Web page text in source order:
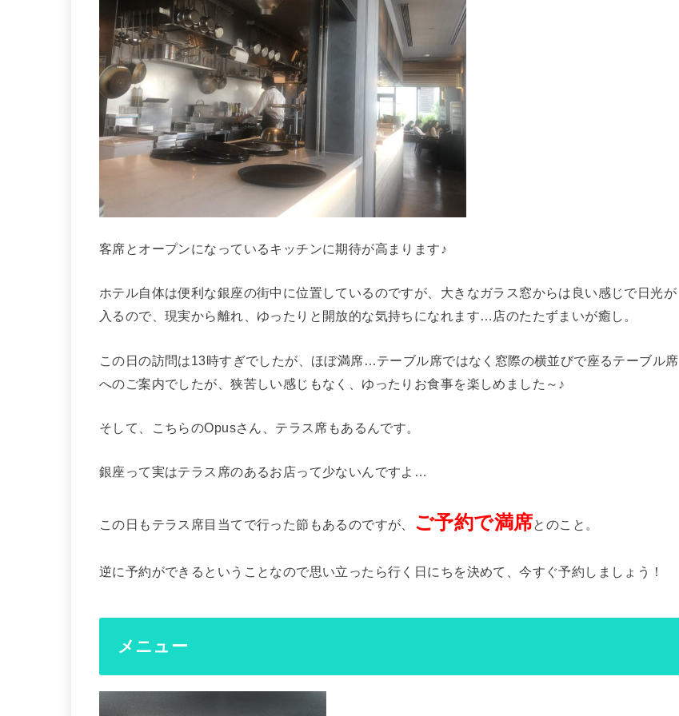
客席とオープンになっているキッチンに期待が高まります♪
ホテル自体は便利な銀座の街中に位置しているのですが、大きなガラス窓からは良い感じで日光が
入るので、現実から離れ、ゆったりと開放的な気持ちになれます…店のたたずまいが癒し。
この日の訪問は13時すぎでしたが、ほぼ満席…テーブル席ではなく窓際の横並びで座るテーブル席
へのご案内でしたが、狭苦しい感じもなく、ゆったりお食事を楽しめました～♪
そして、こちらのOpusさん、テラス席もあるんです。
銀座って実はテラス席のあるお店って少ないんですよ…
この日もテラス席目当てで行った節もあるのですが、 ご予約で満席とのこと。
逆に予約ができるということなので思い立ったら行く日にちを決めて、今すぐ予約しましょう！
メニュー